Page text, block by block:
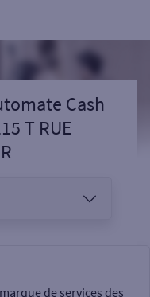
Cash
T RUE
de services des